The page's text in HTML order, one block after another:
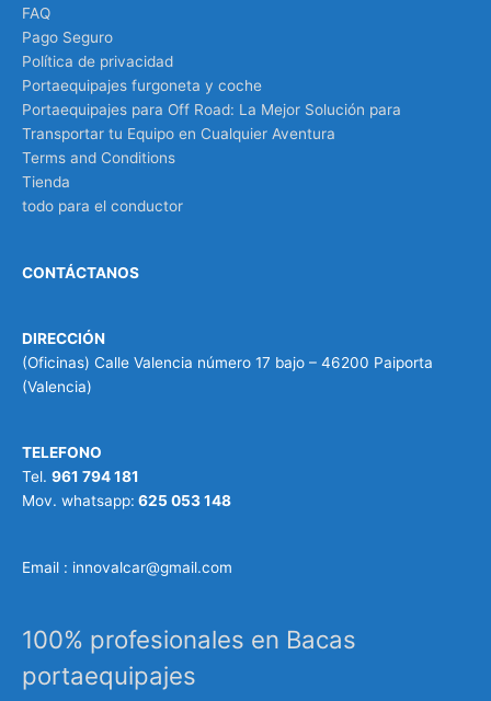
FAQ
Pago Seguro
Política de privacidad
Portaequipajes furgoneta y coche
Portaequipajes para Off Road: La Mejor Solución para
Transportar tu Equipo en Cualquier Aventura
Terms and Conditions
Tienda
todo para el conductor
CONTÁCTANOS
DIRECCIÓN
(Oficinas) Calle Valencia número 17 bajo – 46200 Paiporta
(Valencia)
TELEFONO
Tel. 961 794 181
Mov. whatsapp: 625 053 148
Email : innovalcar@gmail.com
100% profesionales en Bacas
portaequipajes